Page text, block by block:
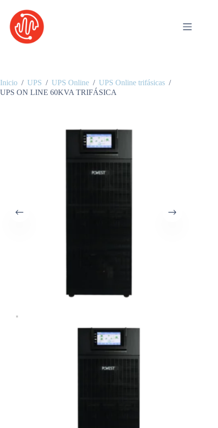
contenido
Inicio / UPS / UPS Online / UPS Online trifásicas /
UPS ON LINE 60KVA TRIFÁSICA